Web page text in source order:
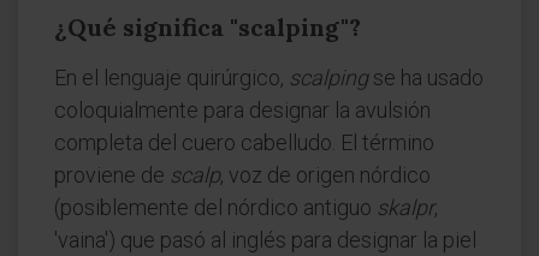
¿Qué significa "scalping"?
En el lenguaje quirúrgico, scalpingse ha usado
coloquialmente para designar la avulsión
completa del cuero cabelludo. El término
proviene de scalp, voz de origen nórdico
(posiblemente del nórdico antiguo skalpr,
'vaina') que pasó al inglés para designar la piel